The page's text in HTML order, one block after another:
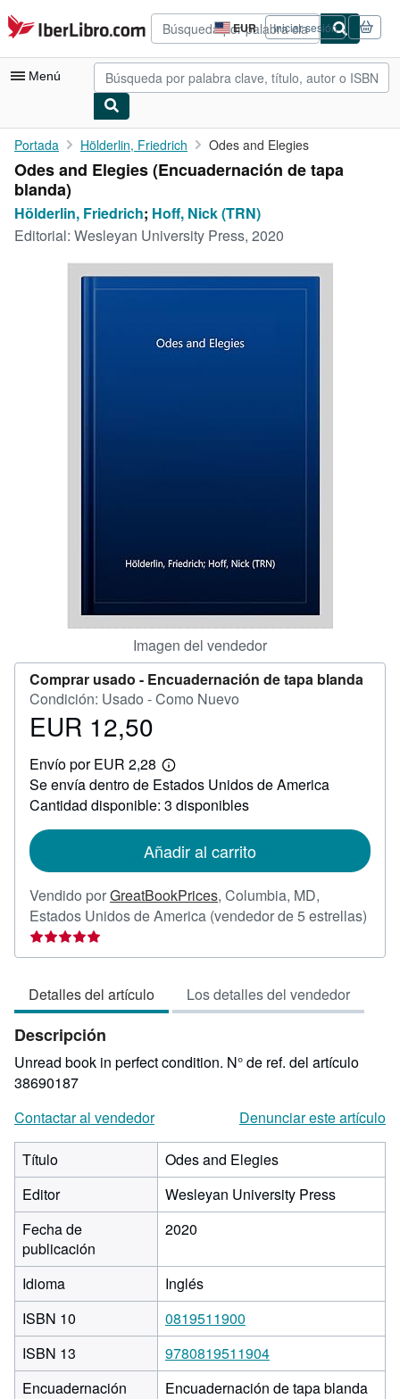
Pasar al contenido principal
IberLibro.com EUR
Preferencias
de
compra
del
Iniciar sesión
Menú
Mi cuenta
Consultar mis pedidos
Búsqueda avanzada
Colecciones
Libros antiguos
Portada Hölderlin, Friedrich Odes and Elegies
Odes and Elegies (Encuadernación de tapa
blanda)
Hölderlin, Friedrich; Hoff, Nick (TRN)
Editorial: Wesleyan University Press, 2020
Imagen del vendedor
Comprar usado - Encuadernación de tapa blanda
Condición: Usado - Como Nuevo
Precio
12,50
EUR 12,50
Envío por EUR 2,28
Más
información
sobre
las
envío
Se envía dentro de Estados Unidos de America
Cantidad disponible: 3 disponibles
Añadir al carrito
Vendido porGreatBookPrices, Columbia, MD,
Estados Unidos de America (vendedor de 5 estrellas)
Detalles del artículo Los detalles del vendedor
Descripción
Unread book in perfect condition. N° de ref. del artículo
38690187
Contactar al vendedor
Denunciar este artículo
Título
Odes and Elegies
Editor
Wesleyan University Press
Fecha de
publicación
2020
Idioma
Inglés
ISBN 10
0819511900
ISBN 13
9780819511904
Encuadernación
Encuadernación de tapa blanda